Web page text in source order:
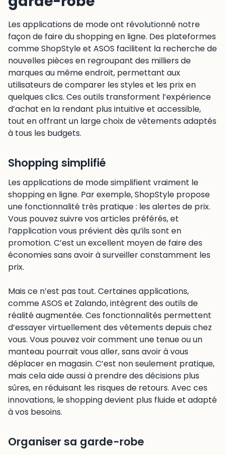
Les applications de mode ont révolutionné notre
façon de faire du shopping en ligne. Des plateformes
comme ShopStyle et ASOS facilitent la recherche de
nouvelles pièces en regroupant des milliers de
marques au même endroit, permettant aux
utilisateurs de comparer les styles et les prix en
quelques clics. Ces outils transforment l’expérience
d’achat en la rendant plus intuitive et accessible,
tout en offrant un large choix de vêtements adaptés
à tous les budgets.
Shopping simplifié
Les applications de mode simplifient vraiment le
shopping en ligne. Par exemple, ShopStyle propose
une fonctionnalité très pratique : les alertes de prix.
Vous pouvez suivre vos articles préférés, et
l’application vous prévient dès qu’ils sont en
promotion. C’est un excellent moyen de faire des
économies sans avoir à surveiller constamment les
prix.
Mais ce n’est pas tout. Certaines applications,
comme ASOS et Zalando, intègrent des outils de
réalité augmentée. Ces fonctionnalités permettent
d’essayer virtuellement des vêtements depuis chez
vous. Vous pouvez voir comment une tenue ou un
manteau pourrait vous aller, sans avoir à vous
déplacer en magasin. C’est non seulement pratique,
mais cela aide aussi à prendre des décisions plus
sûres, en réduisant les risques de retours. Avec ces
innovations, le shopping devient plus fluide et adapté
à vos besoins.
Organiser sa garde-robe